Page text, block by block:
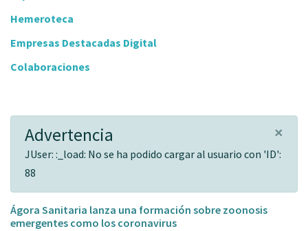
Hemeroteca
Empresas Destacadas Digital
Colaboraciones
×
Advertencia
JUser: :_load: No se ha podido cargar al usuario con 'ID':
88
Ágora Sanitaria lanza una formación sobre zoonosis
emergentes como los coronavirus